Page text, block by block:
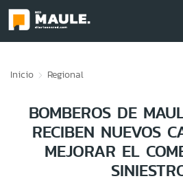
Inicio Regional
BOMBEROS DE
RECIBEN NUEVOS
MEJORAR EL